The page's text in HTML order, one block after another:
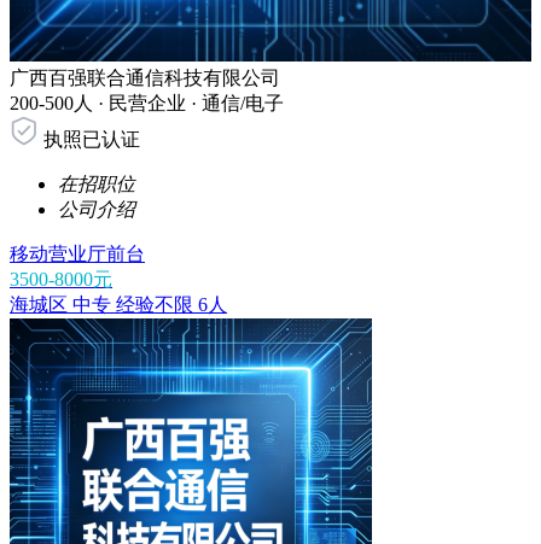
广西百强联合通信科技有限公司
200-500人 · 民营企业 · 通信/电子
执照已认证
在招职位
公司介绍
移动营业厅前台
3500-8000元
海城区 中专 经验不限 6人